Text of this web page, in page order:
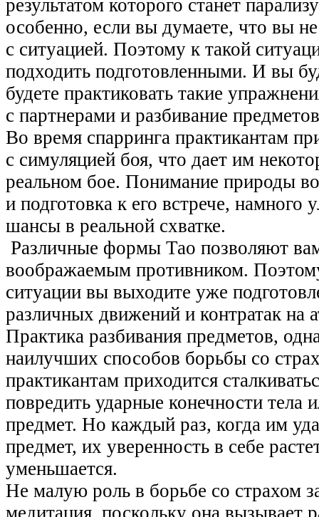
результатом которого станет
особенно, если вы думаете, что вы
с ситуацией. Поэтому к такой
подходить подготовленными. И вы
будете практиковать такие
с партнерами и разбивание
Во время спарринга практикантам
с симуляцией боя, что дает им
реальном бое. Понимание природы
и подготовка к его встрече, намного
шансы в реальной схватке.
Различные формы Тао позволяют
воображаемым противником.
ситуации вы выходите уже
различных движений и контратак на
Практика разбивания предметов,
наилучших способов борьбы со
практикантам приходится
повредить ударные конечности тела
предмет. Но каждый раз, когда им
предмет, их уверенность в себе
уменьшается.
Не малую роль в борьбе со страхом
медитация, поскольку она вызывает